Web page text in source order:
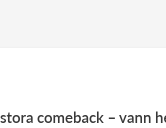
comeback – vann